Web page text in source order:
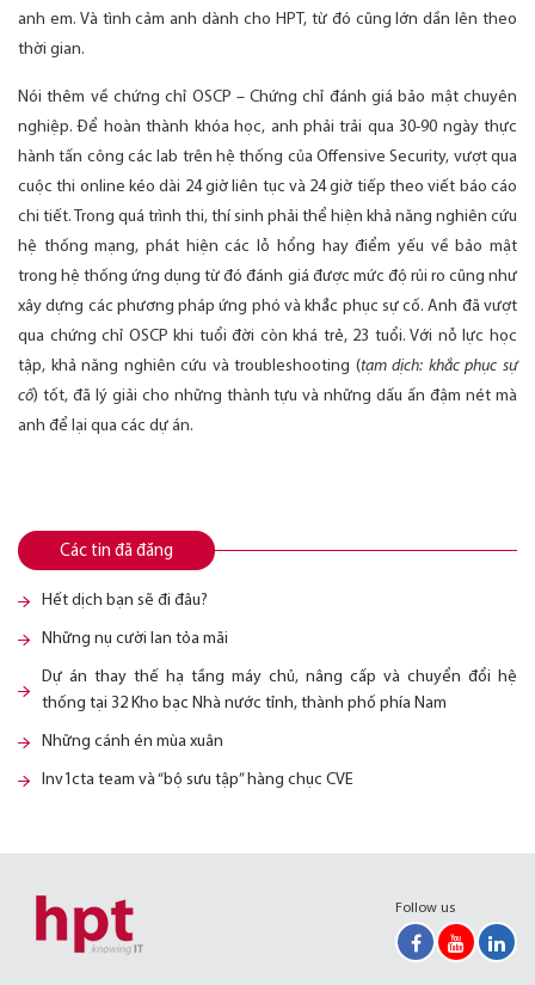
anh em. Và tình cảm anh dành cho HPT, từ đó cũng lớn dần lên theo
thời gian.
Nói thêm về chứng chỉ OSCP – Chứng chỉ đánh giá bảo mật chuyên
nghiệp. Để hoàn thành khóa học, anh phải trải qua 30-90 ngày thực
hành tấn công các lab trên hệ thống của Offensive Security, vượt qua
cuộc thi online kéo dài 24 giờ liên tục và 24 giờ tiếp theo viết báo cáo
chi tiết. Trong quá trình thi, thí sinh phải thể hiện khả năng nghiên cứu
hệ thống mạng, phát hiện các lỗ hổng hay điểm yếu về bảo mật
trong hệ thống ứng dụng từ đó đánh giá được mức độ rủi ro cũng như
xây dựng các phương pháp ứng phó và khắc phục sự cố. Anh đã vượt
qua chứng chỉ OSCP khi tuổi đời còn khá trẻ, 23 tuổi. Với nỗ lực học
tập, khả năng nghiên cứu và troubleshooting (tạm dịch: khắc phục sự
cố) tốt, đã lý giải cho những thành tựu và những dấu ấn đậm nét mà
anh để lại qua các dự án.
Các tin đã đăng
Hết dịch bạn sẽ đi đâu?
Những nụ cười lan tỏa mãi
Dự án thay thế hạ tầng máy chủ, nâng cấp và chuyển đổi hệ
thống tại 32 Kho bạc Nhà nước tỉnh, thành phố phía Nam
Những cánh én mùa xuân
Inv1cta team và “bộ sưu tập” hàng chục CVE
Follow us